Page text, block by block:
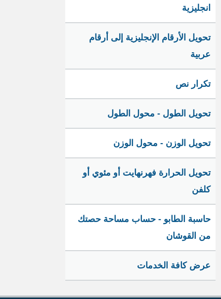
انجليزية
تحويل الأرقام الإنجليزية إلى أرقام
عربية
تكرار نص
تحويل الطول - محول الطول
تحويل الوزن - محول الوزن
تحويل الحرارة فهرنهايت أو مئوي أو
كلفن
حاسبة الطابو - حساب مساحة حصتك
من القوشان
عرض كافة الخدمات